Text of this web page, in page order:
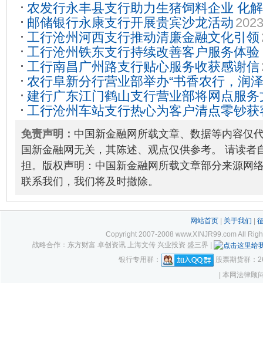
农发行永丰县支行助力生猪饲料企业 化
01
邮储银行永康支行开展贵宾沙龙活动
工行沧州河西支行推动清廉金融文化引领
工行沧州铁东支行持续改善客户服务体
2022-07-12
工行南昌广州路支行贴心服务收获感谢信
农行阜新分行营业部举办“书香农行，润
动2022-12-30
建行广东江门鹤山支行营业部将网点服
化结合2023-02-04
工行沧州车站支行热心为客户清点零钞
01
免责声明： 中国新金融网所载文章、数据等内容仅
国新金融网无关，其陈述、观点仅供参考。 请读者
担。版权声明：中国新金融网所载文章部分来源网
联系我们，我们将及时撤除。
网站首页| 关于我们
Copyright 2007-2008 www.XINJR99.com All
战略合作：东方财富 卓创资讯 上海文传 兴业投资 盛三界 |
银行专用群：
股票期货群：
| 本网法律顾